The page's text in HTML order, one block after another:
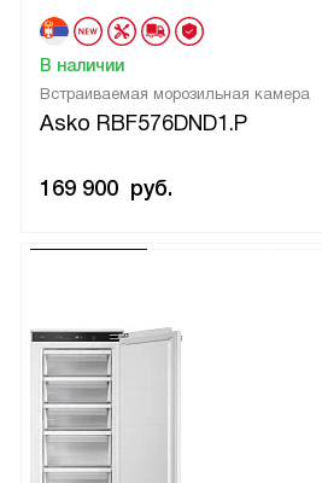
Встраиваемая морозильная камера
Asko RBF576DND1.P
В наличии
169 900 руб.